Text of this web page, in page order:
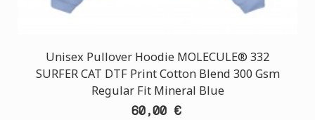
Unisex Pullover Hoodie MOLECULE® 332
SURFER CAT DTF Print Cotton Blend 300 Gsm
Regular Fit Mineral Blue
60,00 €